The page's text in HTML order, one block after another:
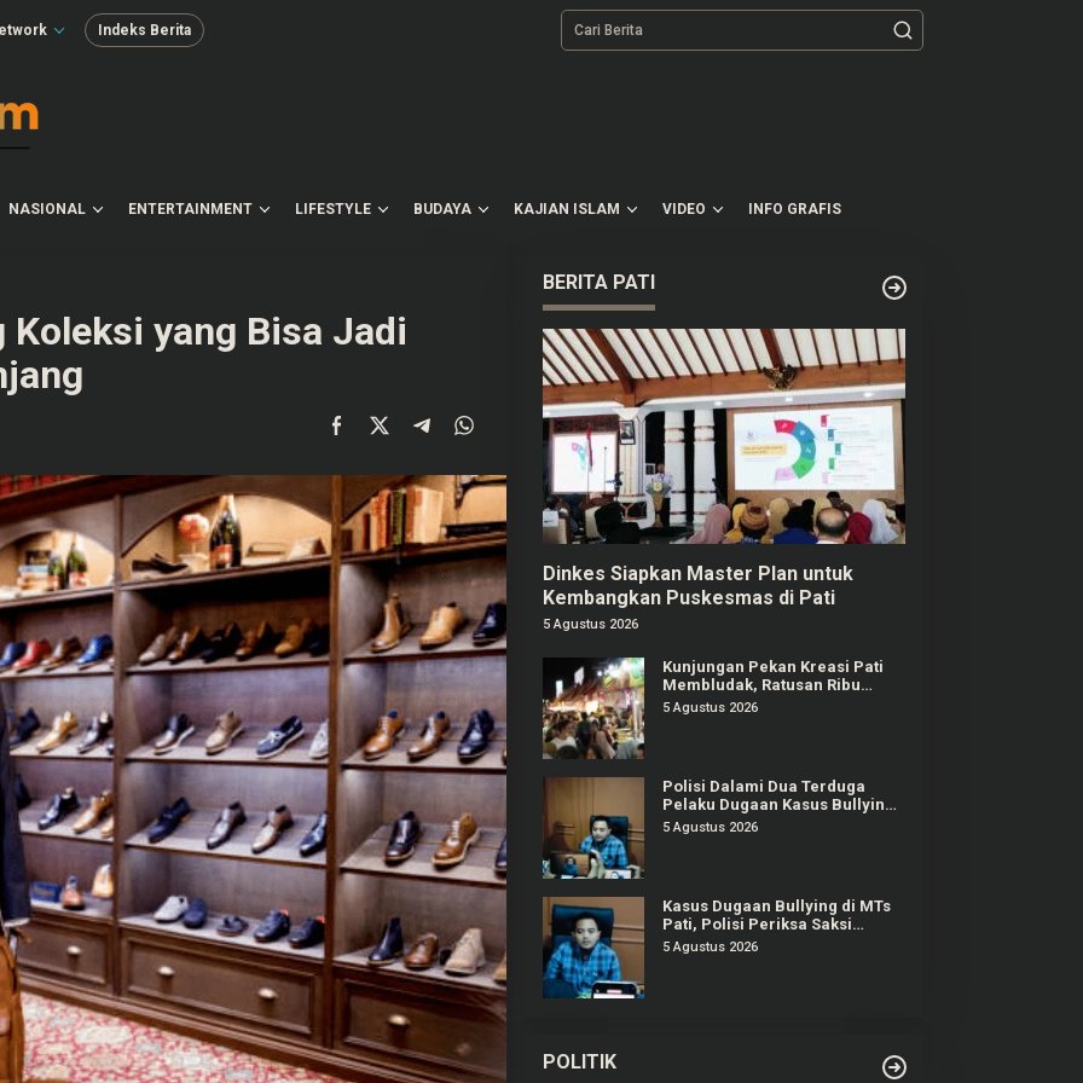
Indeks Berita
NASIONAL ENTERTAINMENT LIFESTYLE BUDAYA KAJIAN ISLAM VIDEO INFO GRAFIS
Koleksi yang Bisa Jadi
BERITA PATI
Dinkes Siapkan Master Plan untuk
Kembangkan Puskesmas di Pati
5 Agustus 2026
Kunjungan Pekan Kreasi Pati
Membludak, Ratusan Ribu
Orang Padati Kawasan Alun-
5 Agustus 2026
Polisi Dalami Dua Terduga
Pelaku Dugaan Kasus Bullying
Siswa MTs di Pati
5 Agustus 2026
Kasus Dugaan Bullying di MTs
Pati, Polisi Periksa Saksi
Korban dan Pihak Sekolah
5 Agustus 2026
POLITIK